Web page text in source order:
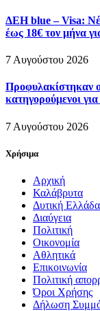
ΔΕΗ blue – Visa:
έως 18€ τον μήνα
7 Αυγούστου 2026
Προφυλακίστηκαν
κατηγορούμενοι
7 Αυγούστου 2026
Χρήσιμα
Αρχική
Καλάβρυτα
Δυτική Ελλάδα
Διαύγεια
Πολιτική
Οικονομία
Αθλητικά
Επικοινωνία
Πολιτική
Όροι Χρήσης
Δήλωση